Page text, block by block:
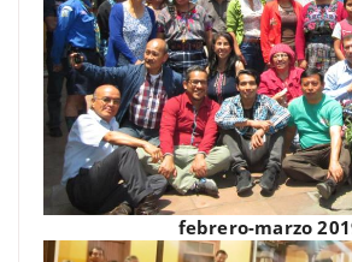
febrero-marzo